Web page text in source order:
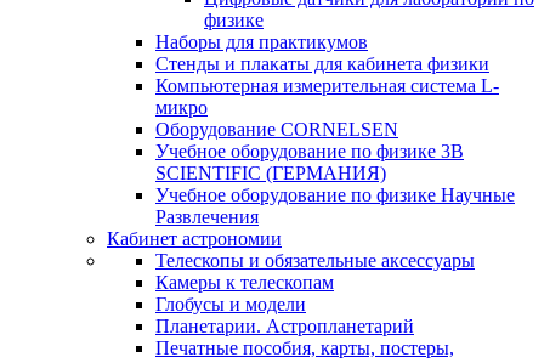
физике
Наборы для практикумов
Стенды и плакаты для кабинета физики
Компьютерная измерительная система L-
микро
Оборудование CORNELSEN
Учебное оборудование по физике 3B
SCIENTIFIC (ГЕРМАНИЯ)
Учебное оборудование по физике Научные
Развлечения
Кабинет астрономии
Телескопы и обязательные аксессуары
Камеры к телескопам
Глобусы и модели
Планетарии. Астропланетарий
Печатные пособия, карты, постеры,